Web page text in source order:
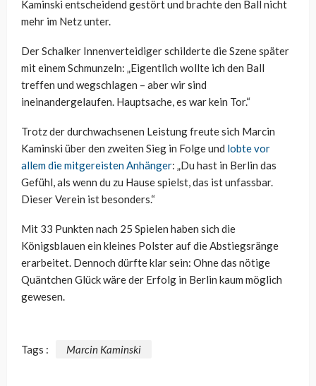
Kaminski entscheidend gestört und brachte den Ball nicht
mehr im Netz unter.
Der Schalker Innenverteidiger schilderte die Szene später
mit einem Schmunzeln: „Eigentlich wollte ich den Ball
treffen und wegschlagen – aber wir sind
ineinandergelaufen. Hauptsache, es war kein Tor.“
Trotz der durchwachsenen Leistung freute sich Marcin
Kaminski über den zweiten Sieg in Folge und lobte vor
allem die mitgereisten Anhänger: „Du hast in Berlin das
Gefühl, als wenn du zu Hause spielst, das ist unfassbar.
Dieser Verein ist besonders.“
Mit 33 Punkten nach 25 Spielen haben sich die
Königsblauen ein kleines Polster auf die Abstiegsränge
erarbeitet. Dennoch dürfte klar sein: Ohne das nötige
Quäntchen Glück wäre der Erfolg in Berlin kaum möglich
gewesen.
Tags : Marcin Kaminski